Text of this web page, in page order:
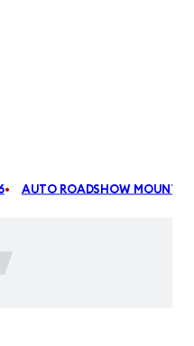
AUTO ROADSHOW